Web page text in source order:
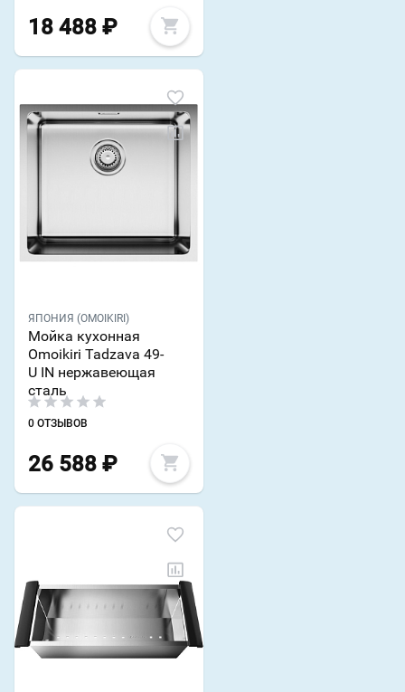
18 488 ₽
ЯПОНИЯ (OMOIKIRI)
Мойка кухонная
Omoikiri Tadzava 49-
U IN нержавеющая
сталь
0 ОТЗЫВОВ
26 588 ₽